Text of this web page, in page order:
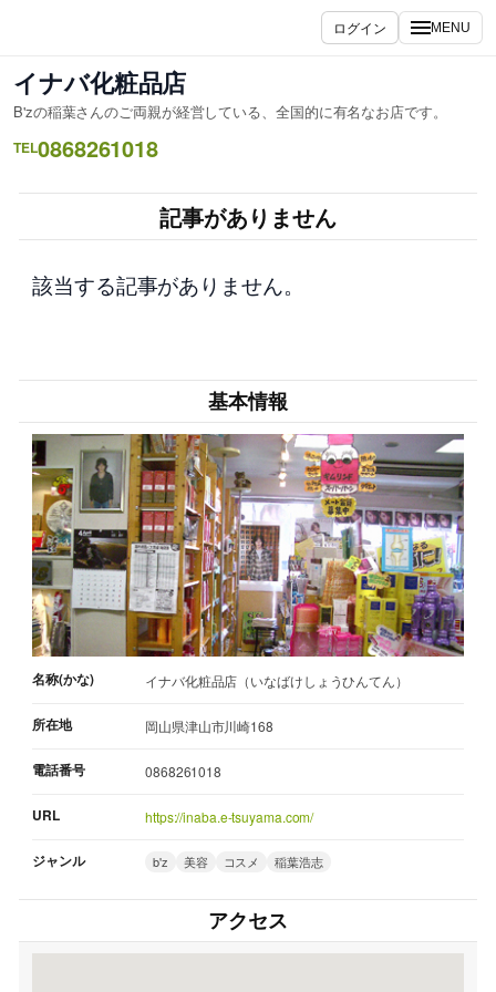
ス
キ
ッ
ログイン MENU
イナバ化粧品店
B'zの稲葉さんのご両親が経営している、全国的に有名なお店です。
TEL0868261018
記事がありません
該当する記事がありません。
基本情報
名称(かな) イナバ化粧品店（いなばけしょうひんてん）
所在地 岡山県津山市川崎168
電話番号 0868261018
URL https://inaba.e-tsuyama.com/
ジャンル b'z 美容 コスメ 稲葉浩志
アクセス